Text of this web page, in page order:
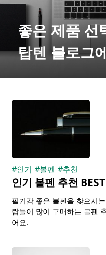
좋은 제품 선
탑텐 블로그
#인기 #볼펜 #추천
인기 볼펜 추천 BEST
필기감 좋은 볼펜을 찾으시
람들이 많이 구매하는 볼펜
어요.